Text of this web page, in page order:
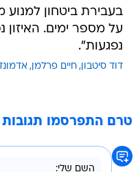
בעבירת ביטחון
על מספר ימים. האיזון
נפגעות".
דוד סיטבון חיים פרלמן
טרם התפרסמו תגובות